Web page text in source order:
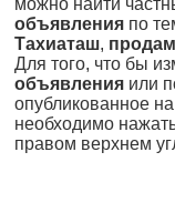
можно найти
объявления по
Тахиаташ,
Для того, что бы
объявления или
опубликованное
необходимо
правом верхнем